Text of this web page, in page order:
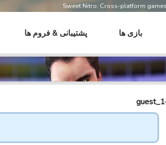
Sweet Nitro: Cross-platform games
بازی ها پشتیبانی & فروم ها